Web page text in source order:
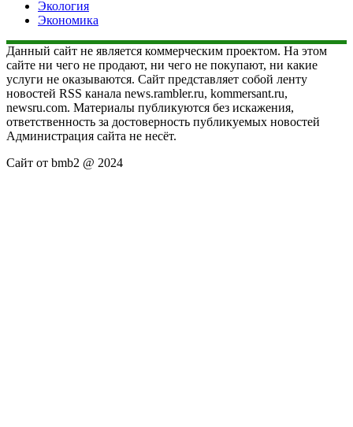
Экология
Экономика
Данный сайт не является коммерческим проектом. На этом
сайте ни чего не продают, ни чего не покупают, ни какие
услуги не оказываются. Сайт представляет собой ленту
новостей RSS канала news.rambler.ru, kommersant.ru,
newsru.com. Материалы публикуются без искажения,
ответственность за достоверность публикуемых новостей
Администрация сайта не несёт.
Сайт от bmb2 @ 2024